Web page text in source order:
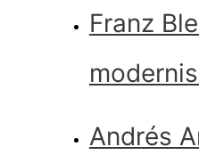
Franz
Andrés